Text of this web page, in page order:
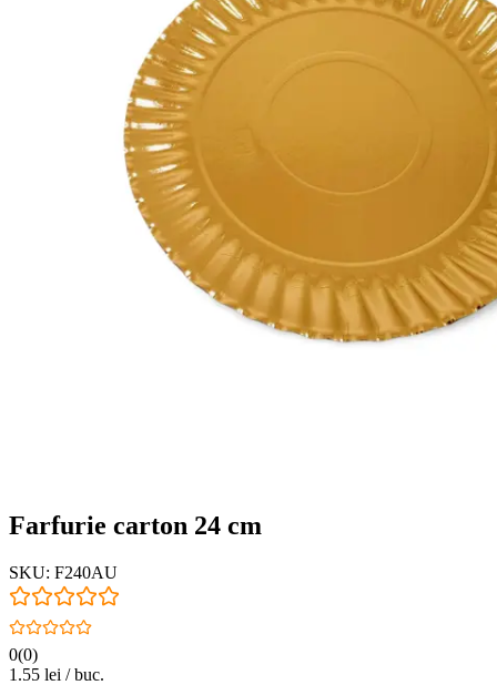
Farfurie carton 24 cm
SKU: F240AU
0(0)
1.55 lei / buc.